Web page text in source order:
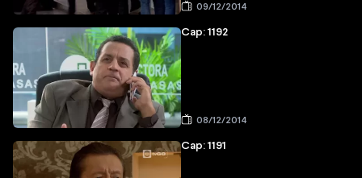
09/12/2014
Cap: 1192
08/12/2014
Cap: 1191